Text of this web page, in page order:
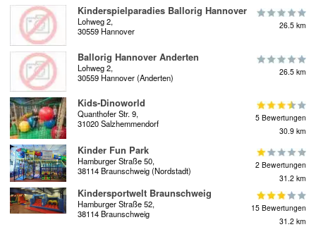
Kinderspielparadies Ballorig Hannover
Lohweg 2,
30559 Hannover
26.5 km
Ballorig Hannover Anderten
Lohweg 2,
30559 Hannover (Anderten)
26.5 km
Kids-Dinoworld
Quanthofer Str. 9,
31020 Salzhemmendorf
5 Bewertungen
30.9 km
Kinder Fun Park
Hamburger Straße 50,
38114 Braunschweig (Nordstadt)
2 Bewertungen
31.2 km
Kindersportwelt Braunschweig
Hamburger Straße 52,
38114 Braunschweig
15 Bewertungen
31.2 km